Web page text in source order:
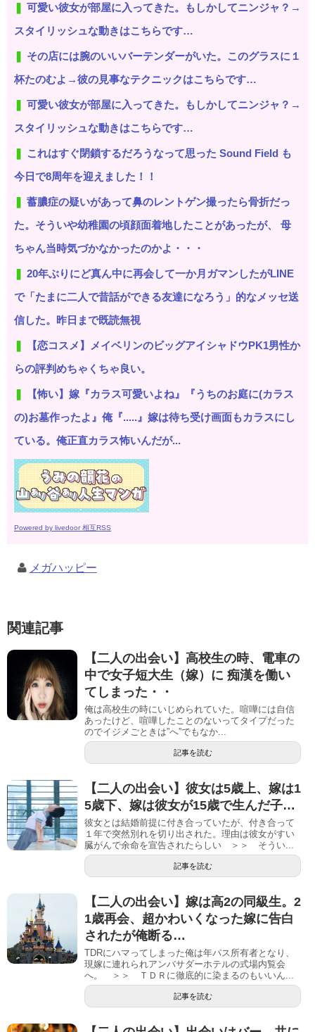
可愛い彼女が部屋に入ってきた。もしかしてニンジャ？→
スタイリッシュな動きはこちらです…
その店には腕のいいバーテンダーがいた。このグラスに１
杯たのむよ→彼の見事なテクニックはこちらです…
可愛い彼女が部屋に入ってきた。もしかしてニンジャ？→
スタイリッシュな動きはこちらです…
これはすぐ閉鎖するだろうなって思った Sound Field も
今日で8周年を迎えました！！
蓄膿症の疑いがあって鼻のレントゲン撮ったら骨折だっ
た。そういや幼稚園の頃顔面着地したことがあったが、 母
ちゃん当時気づかなかったのかよ・・・
20年ぶりにど真ん中に再会して一か月ガマンしたがLINE
で「たまに二人で昔話ができる友達になろう」的なメッセ送
信した。昨日まで既読無視
【恋コスメ】メイベリンのビッグアイシャドウPK1男性か
らの評判めちゃくちゃ良い。
【怖い】嫁『カラス可愛いよね』『うちのお庭に(カラス
の)お墓作ったよ』俺『.....』嫁は待ち受け画面もカラスにし
ている。俺正直カラス怖いんだが...
Powered by livedoor 相互RSS
メガハッピー
関連記事
【二人の出会い】高校生の時、電車の
中で女子短大生（嫁）に 痴漢を働い
てしまった・・
俺は高校生の時にいじめられていた。喧嘩には自信
あったけど、喧嘩したことのないってタイプだった
のでイジメごときは”へ”でもなか...
記事を読む
【二人の出会い】彼女は5歳上、嫁は1
5歳下、嫁は彼女が15歳で生んだ子…
彼女とは結婚前提に付き合っていたが、付き合って
１年で突然別れを切り出された。理由は彼女がすい
臓がんで余命を宣告されたらしい ＞＞ そうい...
記事を読む
【二人の出会い】嫁は高2の同級生。2
1歳再会、超かわいくなった嫁に告白
されたが俺断る…
TDRにハマってしまった俺は年パス所有者となり、
現嫁に連れられアンバサダーホテルの式場内覧会
へ。 ＞＞ ＴＤＲに徹底的に染まるのもいいん...
記事を読む